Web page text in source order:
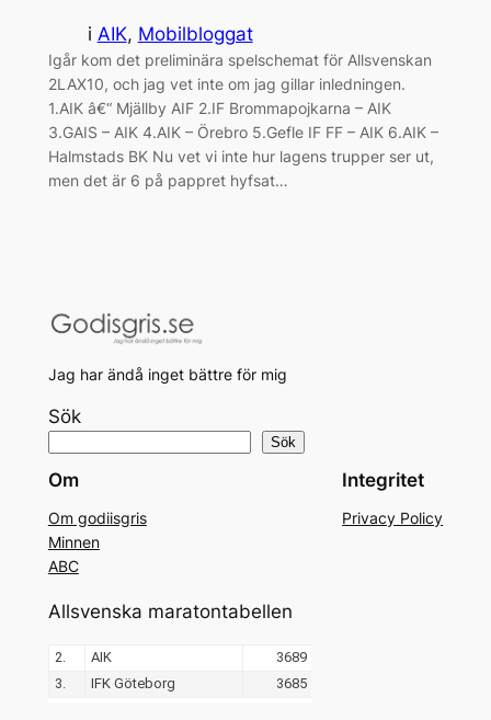
i AIK, Mobilbloggat
Igår kom det preliminära spelschemat för Allsvenskan
2LAX10, och jag vet inte om jag gillar inledningen.
1.AIK â€“ Mjällby AIF 2.IF Brommapojkarna – AIK
3.GAIS – AIK 4.AIK – Örebro 5.Gefle IF FF – AIK 6.AIK –
Halmstads BK Nu vet vi inte hur lagens trupper ser ut,
men det är 6 på pappret hyfsat…
Jag har ändå inget bättre för mig
Sök
Sök
Om
Om godiisgris
Minnen
ABC
Integritet
Privacy Policy
Allsvenska maratontabellen